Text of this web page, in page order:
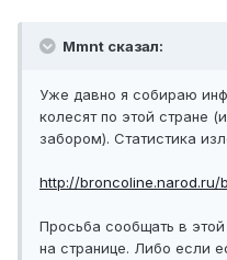
Mmnt сказал:
Уже давно я собираю
колесят по этой стране
забором). Статистика
http://broncoline.narod.ru/
Просьба сообщать в
на странице. Либо если